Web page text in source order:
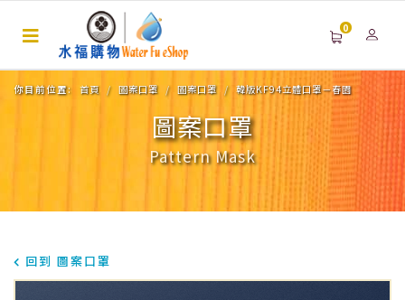
0
你目前位置: 首頁 圖案口罩 圖案口罩 韓版KF94立體口罩－春園
圖案口罩
Pattern Mask
回到 圖案口罩